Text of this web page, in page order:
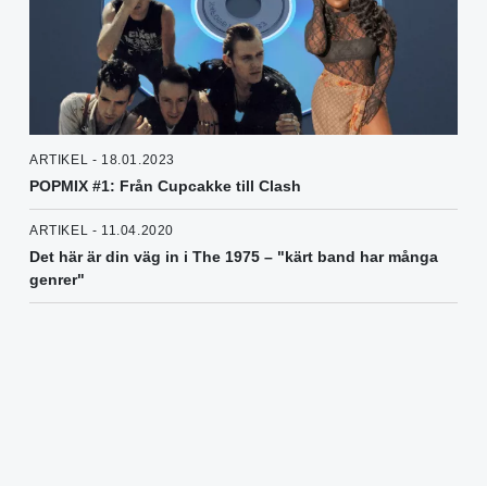
ARTIKEL - 18.01.2023
POPMIX #1: Från Cupcakke till Clash
ARTIKEL - 11.04.2020
Det här är din väg in i The 1975 – "kärt band har många
genrer"